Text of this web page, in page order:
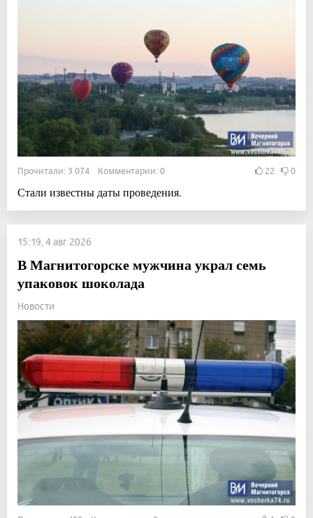
Прочитали: 3 074 Комментарии: 0 22 0
Стали известны даты проведения.
15:19, 4 авг 2026
В Магнитогорске мужчина украл семь
упаковок шоколада
Новости